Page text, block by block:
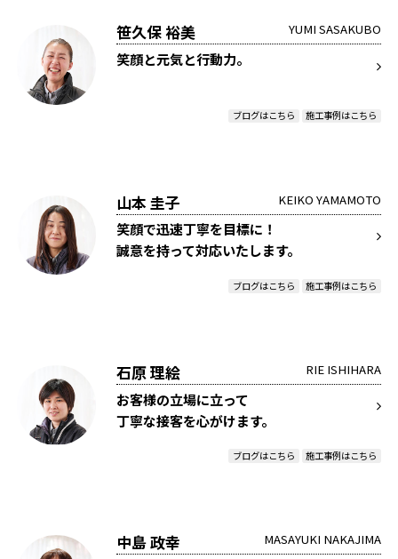
YUMI SASAKUBO
笹久保 裕美
笑顔と元気と行動力。
ブログはこちら 施工事例はこちら
KEIKO YAMAMOTO
山本 圭子
笑顔で迅速丁寧を目標に！
誠意を持って対応いたします。
ブログはこちら 施工事例はこちら
RIE ISHIHARA
石原 理絵
お客様の立場に立って
丁寧な接客を心がけます。
ブログはこちら 施工事例はこちら
MASAYUKI NAKAJIMA
中島 政幸